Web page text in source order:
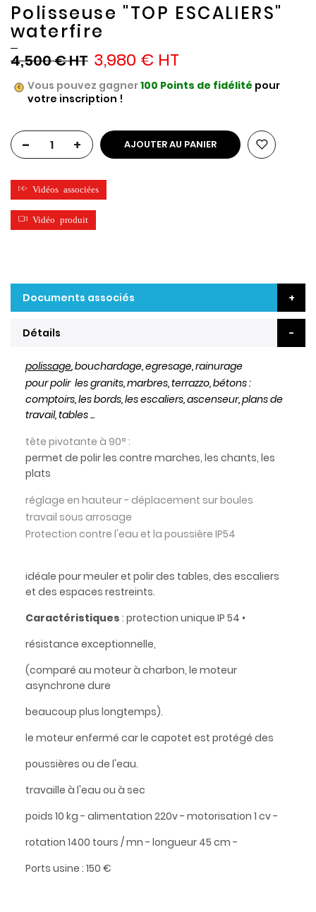
Polisseuse "TOP ESCALIERS"
waterfire
3,980 €
4,500 €
Vous pouvez gagner100 Points de fidélité pour
votre inscription !
- + AJOUTER AU PANIER
Vidéos associées
Vidéo produit
Détails
polissage, bouchardage, egresage, rainurage
pour polir les granits, marbres, terrazzo, bétons :
comptoirs, les bords, les escaliers, ascenseur, plans de
travail, tables ...
tête pivotante à 90° :
permet de polir les contre marches, les chants, les
plats
réglage en hauteur - déplacement sur boules
travail sous arrosage
Protection contre l'eau et la poussière IP54
idéale pour meuler et polir des tables, des escaliers
et des espaces restreints.
Caractéristiques : protection unique IP 54 •
résistance exceptionnelle,
(comparé au moteur à charbon, le moteur
asynchrone dure
beaucoup plus longtemps).
le moteur enfermé car le capotet est protégé des
poussières ou de l'eau.
travaille à l'eau ou à sec
poids 10 kg - alimentation 220v - motorisation 1 cv -
rotation 1400 tours / mn - longueur 45 cm -
Ports usine : 150 €
Documents associés